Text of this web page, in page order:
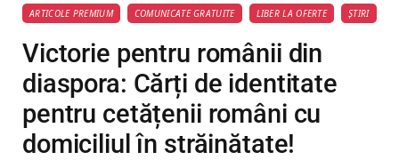
ARTICOLE PREMIUM COMUNICATE GRATUITE LIBER LA OFERTE ȘTIRI
Victorie pentru românii din
diaspora: Cărți de identitate
pentru cetățenii români cu
domiciliul în străinătate!